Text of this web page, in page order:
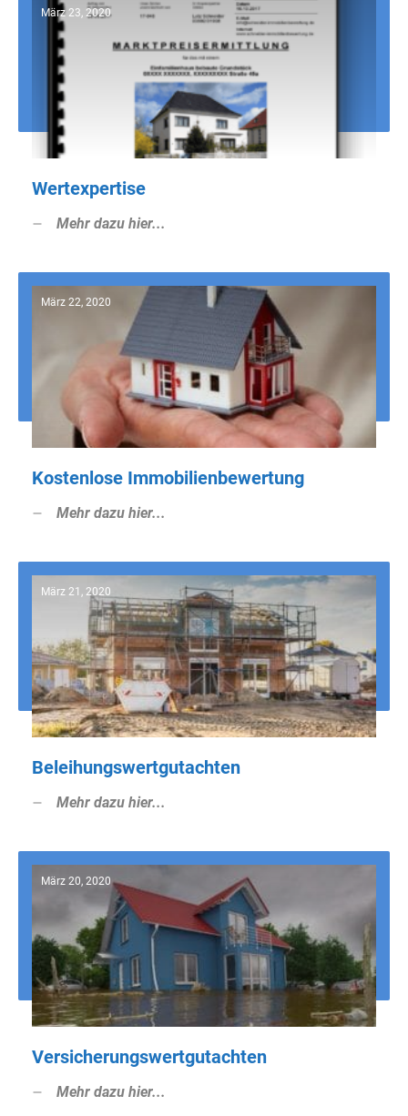
März 23, 2020
Wertexpertise
Mehr dazu hier...
März 22, 2020
Kostenlose Immobilienbewertung
Mehr dazu hier...
März 21, 2020
Beleihungswertgutachten
Mehr dazu hier...
März 20, 2020
Versicherungswertgutachten
Mehr dazu hier...